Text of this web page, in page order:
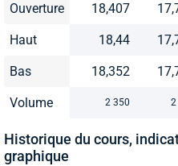
Ouverture 18,407
Haut 18,44
Bas 18,352
Volume 2 350 2
Historique du cours,
graphique